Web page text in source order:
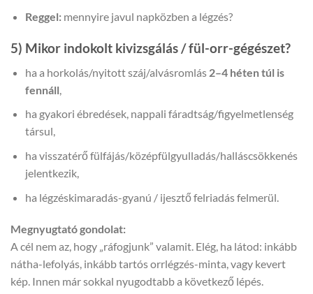
Reggel:mennyire javul napközben a légzés?
5) Mikor indokolt kivizsgálás / fül-orr-gégészet?
ha a horkolás/nyitott száj/alvásromlás 2–4 héten túl is
fennáll,
ha gyakori ébredések, nappali fáradtság/figyelmetlenség
társul,
ha visszatérő fülfájás/középfülgyulladás/halláscsökkenés
jelentkezik,
ha légzéskimaradás-gyanú / ijesztő felriadás felmerül.
Megnyugtató gondolat:
A cél nem az, hogy „ráfogjunk” valamit. Elég, ha látod: inkább
nátha-lefolyás, inkább tartós orrlégzés-minta, vagy kevert
kép. Innen már sokkal nyugodtabb a következő lépés.